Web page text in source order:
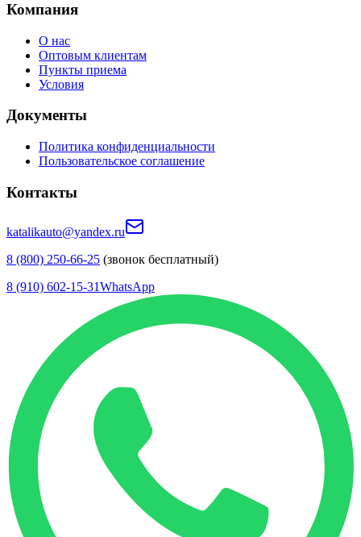
Компания
О нас
Оптовым клиентам
Пункты приема
Условия
Документы
Политика конфиденциальности
Пользовательское соглашение
Контакты
katalikauto@yandex.ru
8 (800) 250-66-25 (звонок бесплатный)
8 (910) 602-15-31WhatsApp